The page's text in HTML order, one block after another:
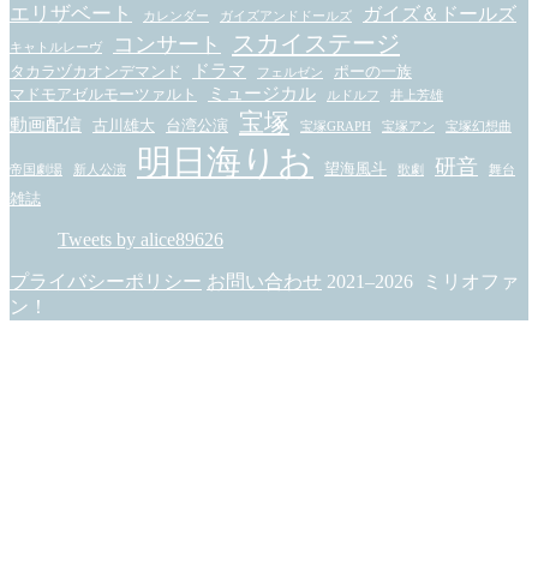
エリザベート カレンダー ガイズアンドドールズ ガイズ＆ドールズ
キャトルレーヴ コンサート スカイステージ
タカラヅカオンデマンド ドラマ フェルゼン
ポーの一族
マドモアゼルモーツァルト
ミュージカル ルドルフ 井上芳雄
動画配信 古川雄大 台湾公演 宝塚 宝塚GRAPH 宝塚アン 宝塚幻想曲
帝国劇場 新人公演 明日海りお 望海風斗 歌劇 研音 舞台
雑誌
Tweets by alice89626
プライバシーポリシー お問い合わせ 2021–2026 ミリオファ
ン！